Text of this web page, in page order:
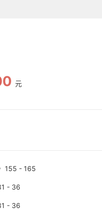
元
155 - 165
- 36
- 36